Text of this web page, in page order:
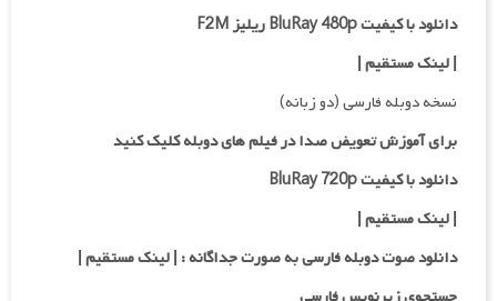
دانلود با کیفیت BluRay 480p ریلیز F2M
| لینک مستقیم|
نسخه دوبله فارسی (دو زبانه)
برای آموزش تعویض صدا در فیلم های دوبله کلیک کنید
دانلود با کیفیت BluRay 720p
| لینک مستقیم |
دانلود صوت دوبله فارسی به صورت جداگانه : | لینک مستقیم|